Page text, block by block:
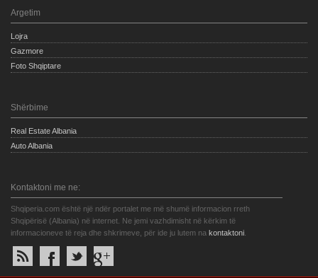
Argetim
Lojra
Gazmore
Foto Shqiptare
Shërbime
Real Estate Albania
Auto Albania
Kontaktoni me ne:
Shqiperia.com është një ndër portalet me më shumë informacion rreth
Shqipërisë (Albania) në internet. Ne jemi vazhdimisht në kërkim të
informacioneve të reja dhe shkrimeve, për ide ju lutem na kontaktoni